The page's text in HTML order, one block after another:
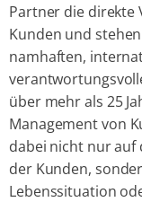
Partner die direkte
Kunden und
namhaften,
über mehr als 25
Management von
dabei nicht nur auf
der Kunden,
Lebenssituation